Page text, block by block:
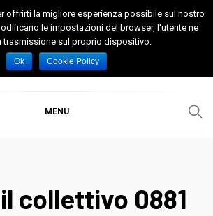
Foggia
Calcio Eventi e Attività nella Capitanata
MENU
collettivo 0881
offrirti la migliore esperienza possibile sul nostro
le impostazioni del browser, l'utente ne
trasmissione sul proprio dispositivo.
Ok Cookie Policy